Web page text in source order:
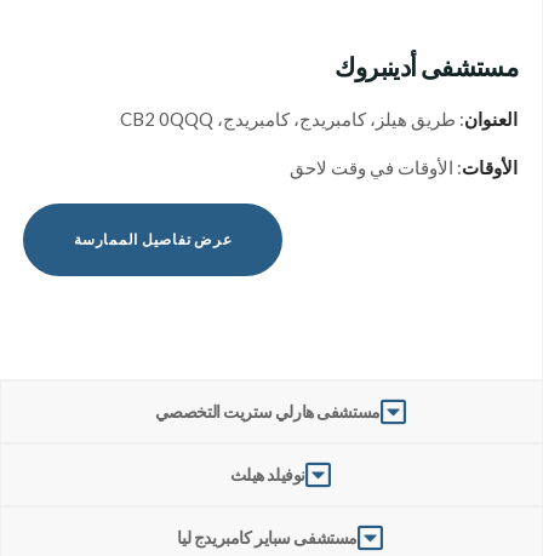
مستشفى أدينبروك
العنوان: طريق هيلز، كامبريدج، كامبريدج، CB2 0QQQ
الأوقات: الأوقات في وقت لاحق
عرض تفاصيل الممارسة
مستشفى هارلي ستريت التخصصي
نوفيلد هيلث
مستشفى سباير كامبريدج ليا